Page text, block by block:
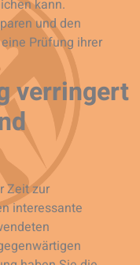
kann.
und den
Prüfung ihrer
verringert
Zeit zur
interessante